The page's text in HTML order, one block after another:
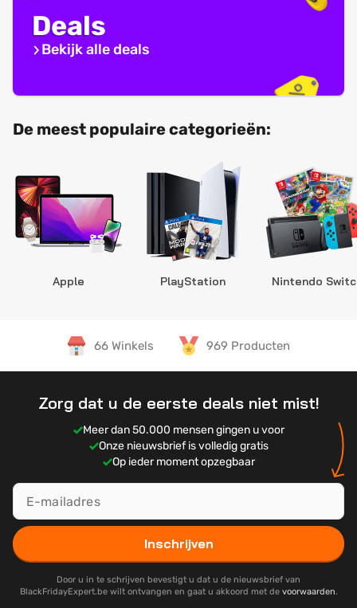
Deals
Bekijk alle deals
De meest populaire categorieën:
Apple PlayStation Nintendo
66 Winkels 969 Producten
Zorg dat u de eerste deals niet mist!
Meer dan 50.000 mensen gingen u voor
Onze nieuwsbrief is volledig gratis
Op ieder moment opzegbaar
Inschrijven
Door u in te schrijven bevestigt u dat u de nieuwsbrief van
BlackFridayExpert.be wilt ontvangen en gaat u akkoord met de voorwaarden.